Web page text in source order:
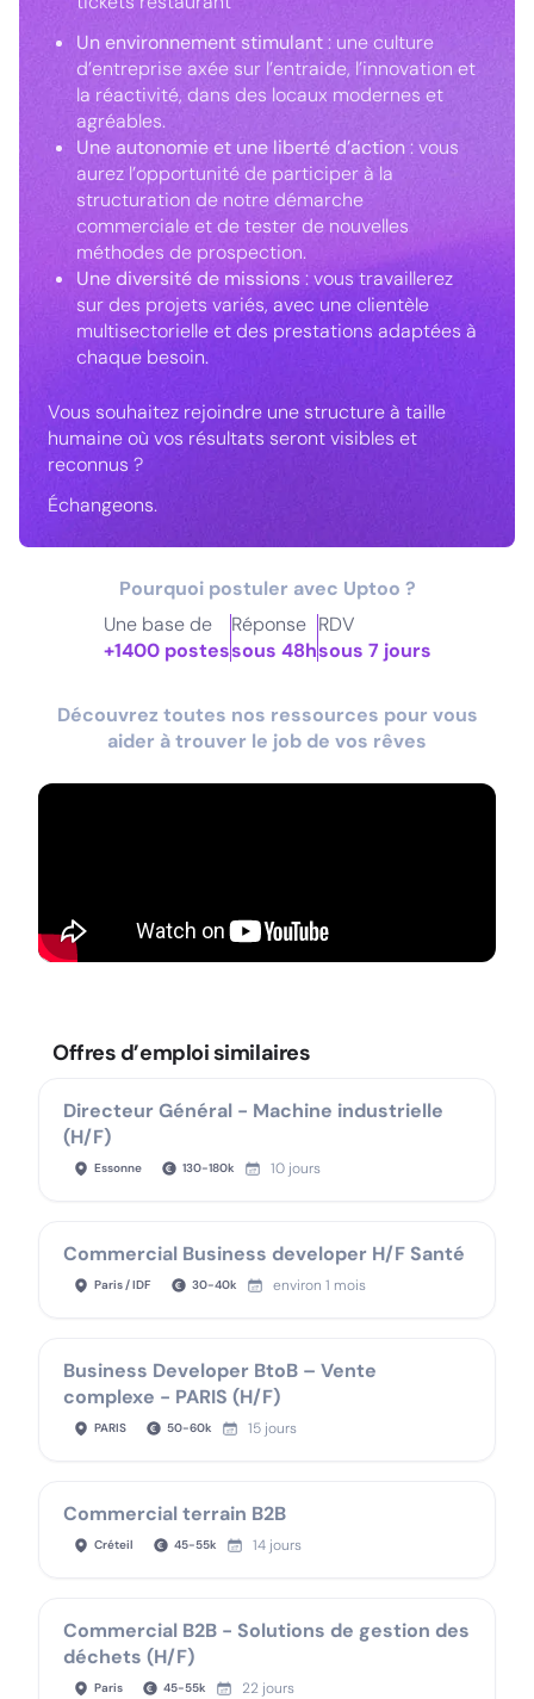
Un environnement stimulant: une culture
d’entreprise axée sur l’entraide, l’innovation et
la réactivité, dans des locaux modernes et
agréables.
Une autonomie et une liberté d’action: vous
aurez l’opportunité de participer à la
structuration de notre démarche
commerciale et de tester de nouvelles
méthodes de prospection.
Une diversité de missions: vous travaillerez
sur des projets variés, avec une clientèle
multisectorielle et des prestations adaptées à
chaque besoin.
Vous souhaitez rejoindre une structure à taille
humaine où vos résultats seront visibles et
reconnus ?
Échangeons.
Pourquoi postuler avec Uptoo ?
Une base de
+1400 postes
Réponse
sous 48h
RDV
sous 7 jours
Découvrez toutes nos ressources pour vous
aider à trouver le job de vos rêves
Offres d’emploi similaires
Directeur Général - Machine industrielle
(H/F)
Essonne 130-180k 10 jours
Commercial Business developer H/F Santé
Paris / IDF 30-40k environ 1 mois
Business Developer BtoB – Vente
complexe - PARIS (H/F)
PARIS 50-60k 15 jours
Commercial terrain B2B
Créteil 45-55k 14 jours
Commercial B2B - Solutions de gestion des
déchets (H/F)
Paris 45-55k 22 jours